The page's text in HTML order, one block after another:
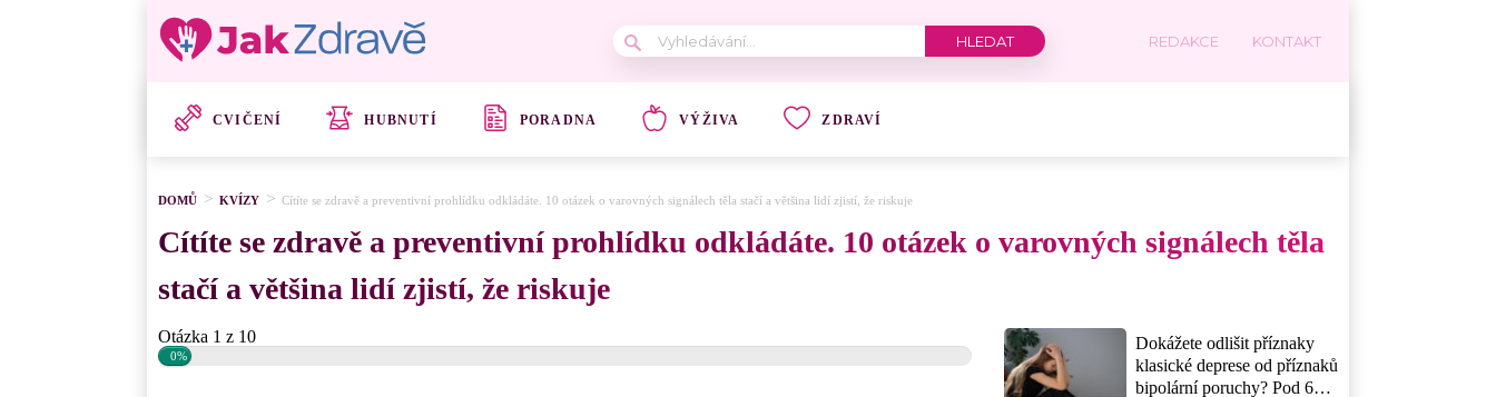
REDAKCE KONTAKT
CVIČENÍ HUBNUTÍ PORADNA VÝŽIVA ZDRAVÍ
DOMŮ KVÍZY Cítíte se zdravě a preventivní prohlídku odkládáte. 10 otázek o varovných signálech těla stačí a většina lidí zjistí, že riskuje
Cítíte se zdravě a preventivní prohlídku odkládáte. 10 otázek o varovných signálech těla
stačí a většina lidí zjistí, že riskuje
Otázka 1 z 10
0%
Dokážete odlišit příznaky
klasické deprese od příznaků
bipolární poruchy? Pod 6